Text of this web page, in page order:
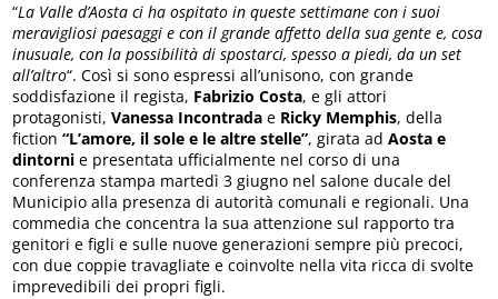
“La Valle d’Aosta ci ha ospitato in queste settimane con i suoi
meravigliosi paesaggi e con il grande affetto della sua gente e, cosa
inusuale, con la possibilità di spostarci, spesso a piedi, da un set
all’altro“. Così si sono espressi all’unisono, con grande
soddisfazione il regista, Fabrizio Costa, e gli attori
protagonisti,Vanessa Incontrada e Ricky Memphis, della
fiction“L’amore, il sole e le altre stelle”, girata adAosta e
dintorni e presentata ufficialmente nel corso di una
conferenza stampa martedì 3 giugno nel salone ducale del
Municipio alla presenza di autorità comunali e regionali. Una
commedia che concentra la sua attenzione sul rapporto tra
genitori e figli e sulle nuove generazioni sempre più precoci,
con due coppie travagliate e coinvolte nella vita ricca di svolte
imprevedibili dei propri figli.